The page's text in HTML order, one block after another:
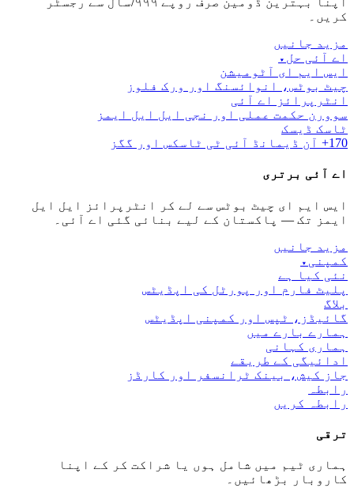
کریں۔
مزید جانیں
اے آئی حل ▾
ایس ایم ای آٹومیشن
چیٹ بوٹس، انوائسنگ اور ورک فلوز
انٹرپرائز اے آئی
سوورن حکمت عملی اور نجی ایل ایل ایمز
ٹاسک ڈیسک
170+ آن ڈیمانڈ آئی ٹی ٹاسکس اور گگز
اے آئی برتری
ایس ایم ای چیٹ بوٹس سے لے کر انٹرپرائز ایل ایل
ایمز تک — پاکستان کے لیے بنائی گئی اے آئی۔
مزید جانیں
کمپنی ▾
نئی کیا ہے
پلیٹ فارم اور پورٹل کی اپڈیٹس
بلاگ
گائیڈز، ٹپس اور کمپنی اپڈیٹس
ہمارے بارے میں
ہماری کہانی
ادائیگی کے طریقے
جاز کیش، بینک ٹرانسفر اور کارڈز
رابطہ
رابطہ کریں
ترقی
ہماری ٹیم میں شامل ہوں یا شراکت کر کے اپنا
کاروبار بڑھائیں۔